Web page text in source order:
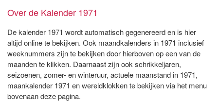
Over de Kalender 1971
De kalender 1971 wordt automatisch gegenereerd en is hier
altijd online te bekijken. Ook maandkalenders in 1971 inclusief
weeknummers zijn te bekijken door hierboven op een van de
maanden te klikken. Daarnaast zijn ook schrikkeljaren,
seizoenen, zomer- en winteruur, actuele maanstand in 1971,
maankalender 1971 en wereldklokken te bekijken via het menu
bovenaan deze pagina.